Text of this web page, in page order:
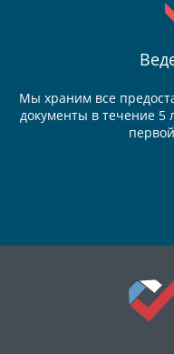
Мы храним все
документы в течение 5